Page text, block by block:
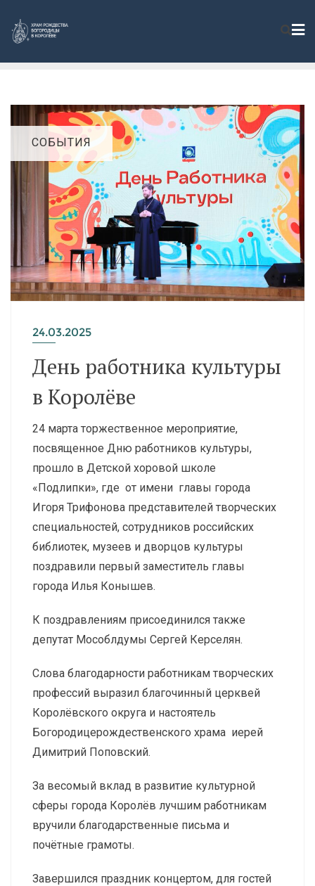
СОБЫТИЯ
24.03.2025
День работника культуры
в Королёве
24 марта торжественное мероприятие,
посвященное Дню работников культуры,
прошло в Детской хоровой школе
«Подлипки», где от имени главы города
Игоря Трифонова представителей творческих
специальностей, сотрудников российских
библиотек, музеев и дворцов культуры
поздравили первый заместитель главы
города Илья Конышев.
К поздравлениям присоединился также
депутат Мособлдумы Сергей Керселян.
Слова благодарности работникам творческих
профессий выразил благочинный церквей
Королëвского округа и настоятель
Богородицерождественского храма иерей
Димитрий Поповский.
За весомый вклад в развитие культурной
сферы города Королёв лучшим работникам
вручили благодарственные письма и
почётные грамоты.
Завершился праздник концертом, для гостей